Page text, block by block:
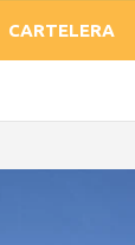
CARTELERA